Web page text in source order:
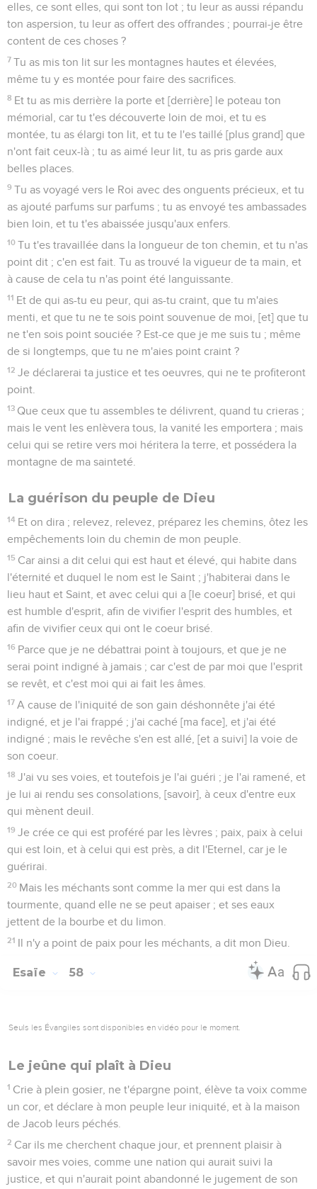
elles, ce sont elles, qui sont ton lot ; tu leur as aussi répandu
ton aspersion, tu leur as offert des offrandes ; pourrai-je être
content de ces choses ?
7 Tu as mis ton lit sur les montagnes hautes et élevées,
même tu y es montée pour faire des sacrifices.
8 Et tu as mis derrière la porte et [derrière] le poteau ton
mémorial, car tu t'es découverte loin de moi, et tu es
montée, tu as élargi ton lit, et tu te l'es taillé [plus grand] que
n'ont fait ceux-là ; tu as aimé leur lit, tu as pris garde aux
belles places.
9 Tu as voyagé vers le Roi avec des onguents précieux, et tu
as ajouté parfums sur parfums ; tu as envoyé tes ambassades
bien loin, et tu t'es abaissée jusqu'aux enfers.
10 Tu t'es travaillée dans la longueur de ton chemin, et tu n'as
point dit ; c'en est fait. Tu as trouvé la vigueur de ta main, et
à cause de cela tu n'as point été languissante.
11 Et de qui as-tu eu peur, qui as-tu craint, que tu m'aies
menti, et que tu ne te sois point souvenue de moi, [et] que tu
ne t'en sois point souciée ? Est-ce que je me suis tu ; même
de si longtemps, que tu ne m'aies point craint ?
12 Je déclarerai ta justice et tes oeuvres, qui ne te profiteront
point.
13 Que ceux que tu assembles te délivrent, quand tu crieras ;
mais le vent les enlèvera tous, la vanité les emportera ; mais
celui qui se retire vers moi héritera la terre, et possédera la
montagne de ma sainteté.
La guérison du peuple de Dieu
14 Et on dira ; relevez, relevez, préparez les chemins, ôtez les
empêchements loin du chemin de mon peuple.
15 Car ainsi a dit celui qui est haut et élevé, qui habite dans
l'éternité et duquel le nom est le Saint ; j'habiterai dans le
lieu haut et Saint, et avec celui qui a [le coeur] brisé, et qui
est humble d'esprit, afin de vivifier l'esprit des humbles, et
afin de vivifier ceux qui ont le coeur brisé.
16 Parce que je ne débattrai point à toujours, et que je ne
serai point indigné à jamais ; car c'est de par moi que l'esprit
se revêt, et c'est moi qui ai fait les âmes.
17 A cause de l'iniquité de son gain déshonnête j'ai été
indigné, et je l'ai frappé ; j'ai caché [ma face], et j'ai été
indigné ; mais le revêche s'en est allé, [et a suivi] la voie de
son coeur.
18 J'ai vu ses voies, et toutefois je l'ai guéri ; je l'ai ramené, et
je lui ai rendu ses consolations, [savoir], à ceux d'entre eux
qui mènent deuil.
19 Je crée ce qui est proféré par les lèvres ; paix, paix à celui
qui est loin, et à celui qui est près, a dit l'Eternel, car je le
guérirai.
20 Mais les méchants sont comme la mer qui est dans la
tourmente, quand elle ne se peut apaiser ; et ses eaux
jettent de la bourbe et du limon.
21 Il n'y a point de paix pour les méchants, a dit mon Dieu.
Esaïe 58
Seuls les Évangiles sont disponibles en vidéo pour le moment.
Le jeûne qui plaît à Dieu
1 Crie à plein gosier, ne t'épargne point, élève ta voix comme
un cor, et déclare à mon peuple leur iniquité, et à la maison
de Jacob leurs péchés.
2 Car ils me cherchent chaque jour, et prennent plaisir à
savoir mes voies, comme une nation qui aurait suivi la
justice, et qui n'aurait point abandonné le jugement de son